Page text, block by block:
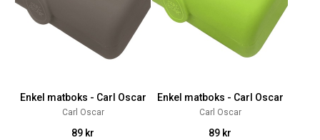
Enkel matboks - Carl Oscar
Carl Oscar
89 kr
Enkel matboks - Carl Oscar
Carl Oscar
89 kr